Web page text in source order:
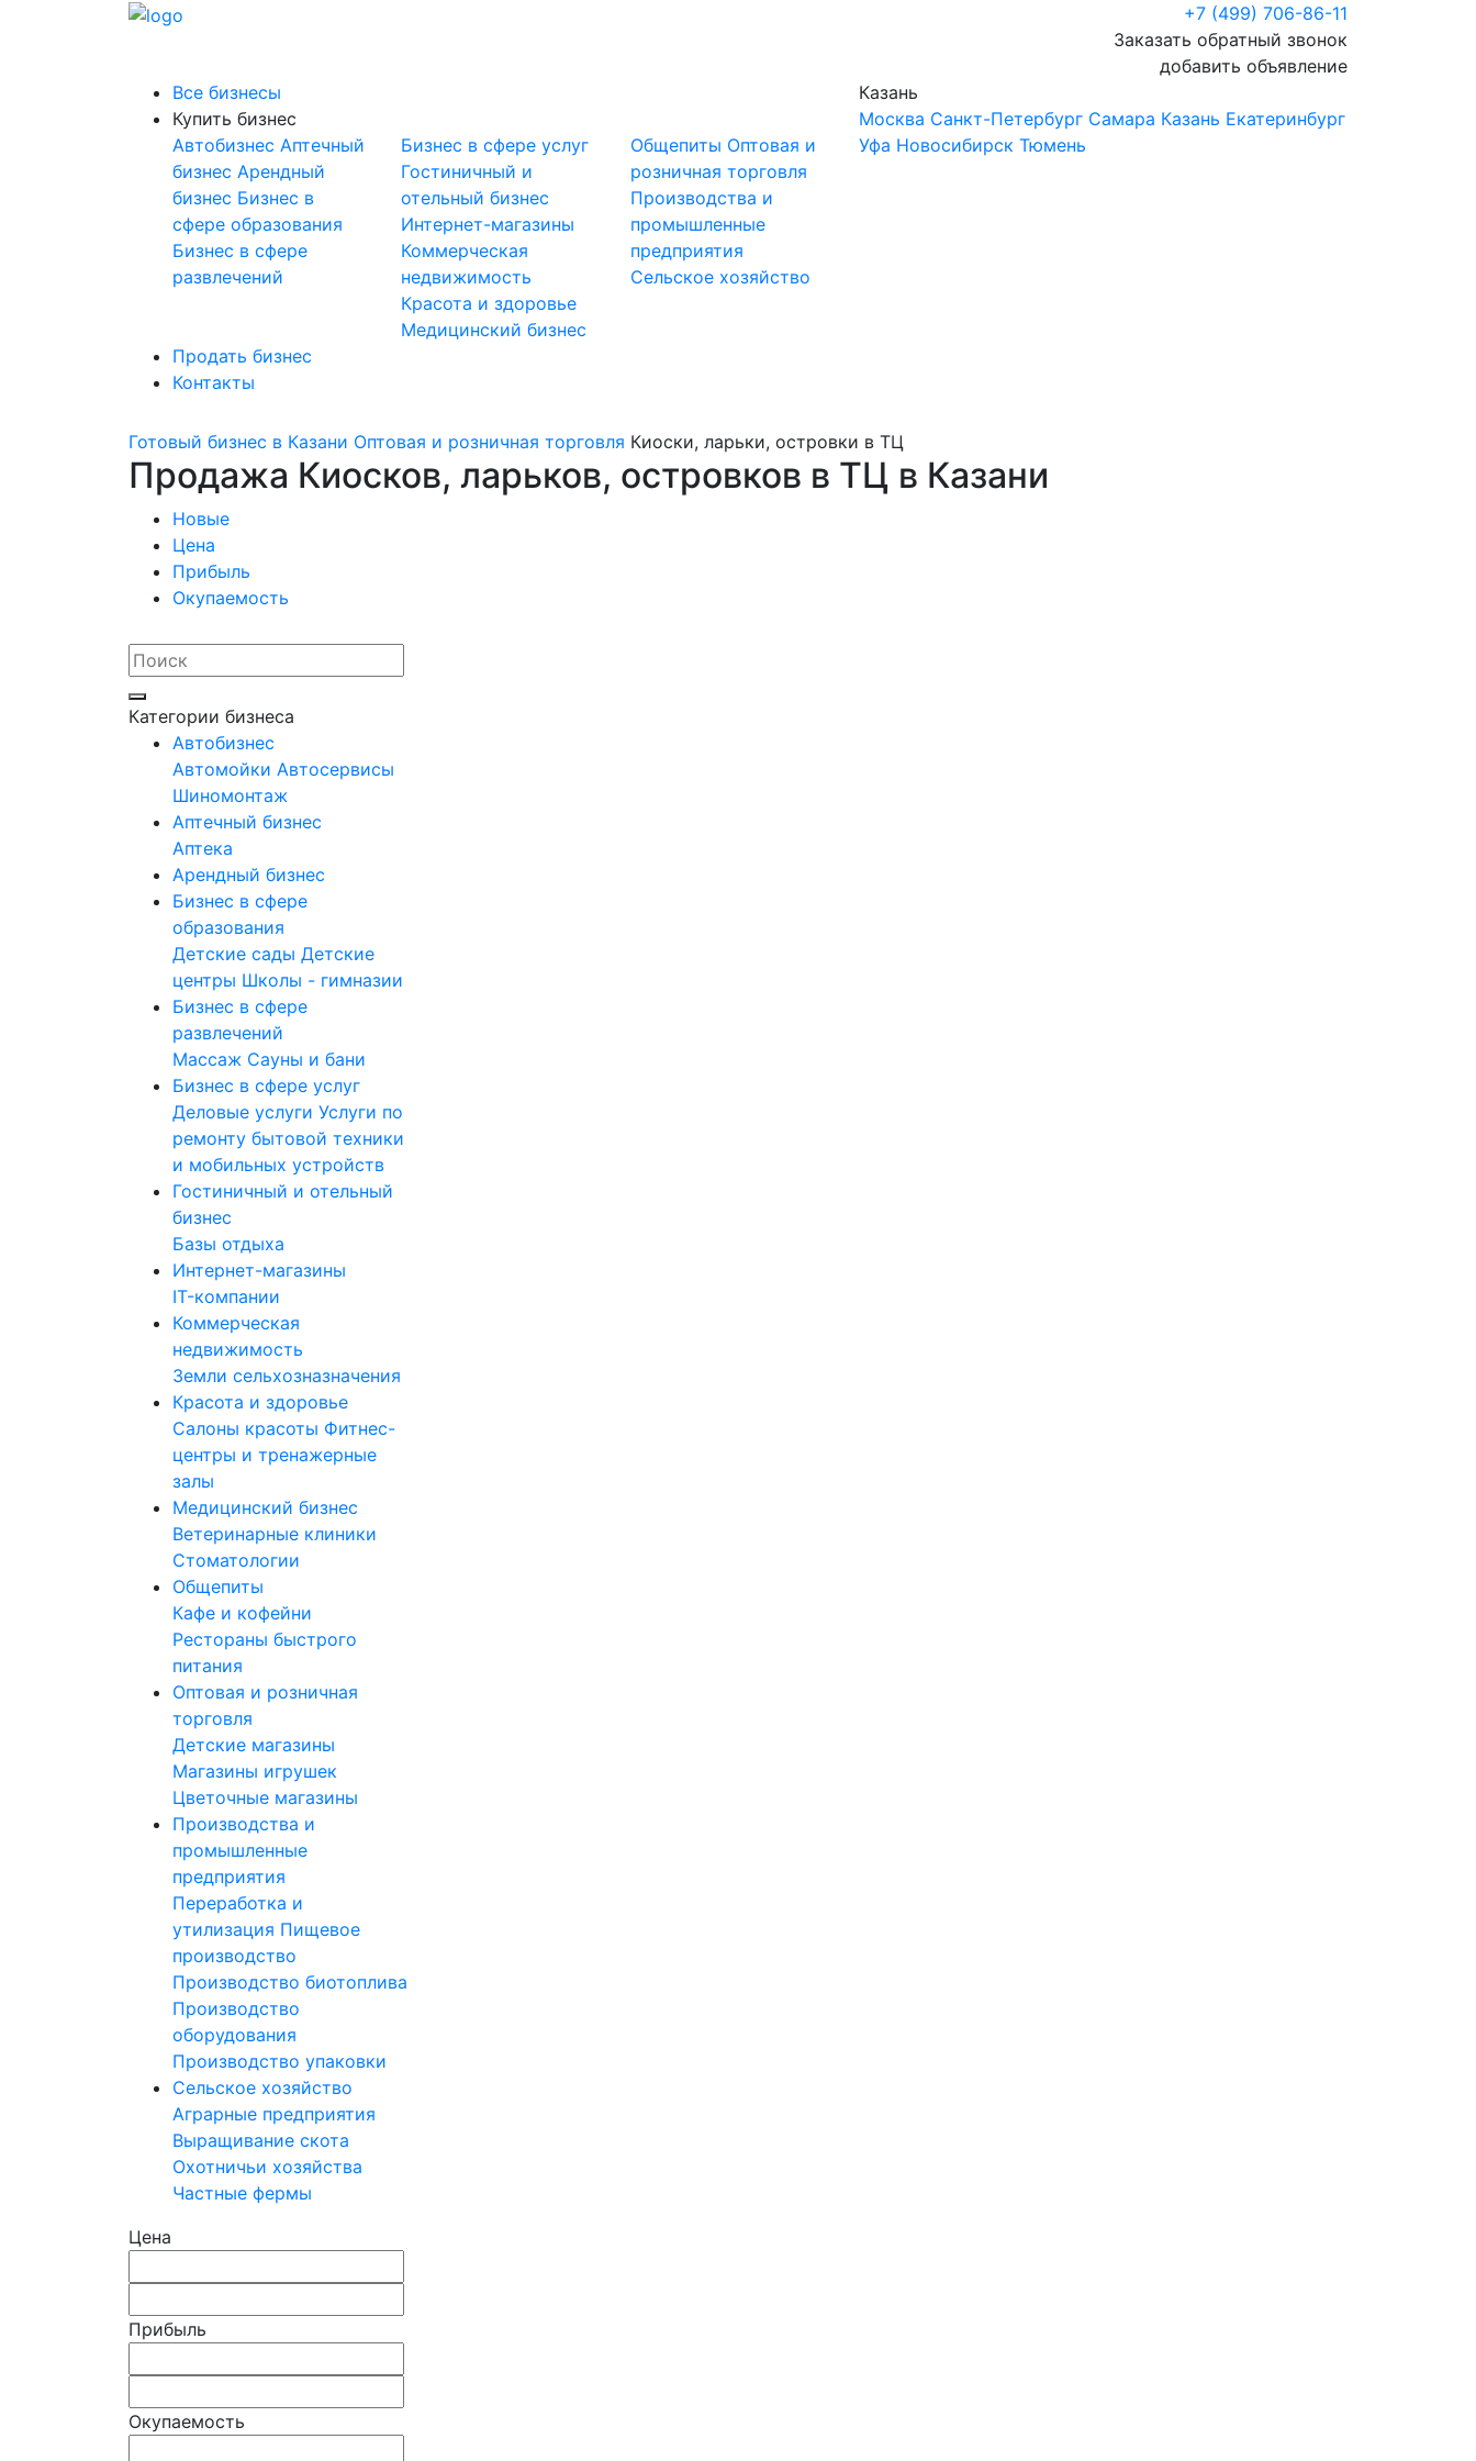
+7 (499) 706-86-11
Заказать обратный звонок
добавить объявление
Все бизнесы
Купить бизнес
Автобизнес Аптечный
бизнес Арендный
бизнес Бизнес в
сфере образования
Бизнес в сфере
развлечений
Бизнес в сфере услуг
Гостиничный и
отельный бизнес
Интернет-магазины
Коммерческая
недвижимость
Красота и здоровье
Медицинский бизнес
Общепиты Оптовая и
розничная торговля
Производства и
промышленные
предприятия
Сельское хозяйство
Продать бизнес
Контакты
Казань
Москва Санкт-Петербург Самара Казань Екатеринбург
Уфа Новосибирск Тюмень
Готовый бизнес в Казани Оптовая и розничная торговля Киоски, ларьки, островки в ТЦ
Продажа Киосков, ларьков, островков в ТЦ в Казани
Новые
Цена
Прибыль
Окупаемость
Категории бизнеса
Автобизнес
Автомойки Автосервисы
Шиномонтаж
Аптечный бизнес
Аптека
Арендный бизнес
Бизнес в сфере
образования
Детские сады Детские
центры Школы - гимназии
Бизнес в сфере
развлечений
Массаж Сауны и бани
Бизнес в сфере услуг
Деловые услуги Услуги по
ремонту бытовой техники
и мобильных устройств
Гостиничный и отельный
бизнес
Базы отдыха
Интернет-магазины
IT-компании
Коммерческая
недвижимость
Земли сельхозназначения
Красота и здоровье
Салоны красоты Фитнес-
центры и тренажерные
залы
Медицинский бизнес
Ветеринарные клиники
Стоматологии
Общепиты
Кафе и кофейни
Рестораны быстрого
питания
Оптовая и розничная
торговля
Детские магазины
Магазины игрушек
Цветочные магазины
Производства и
промышленные
предприятия
Переработка и
утилизация Пищевое
производство
Производство биотоплива
Производство
оборудования
Производство упаковки
Сельское хозяйство
Аграрные предприятия
Выращивание скота
Охотничьи хозяйства
Частные фермы
Цена
Прибыль
Окупаемость